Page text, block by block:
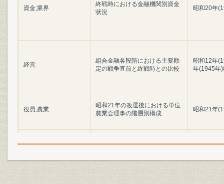
資金;業界
終戦時における金融機関別資金
状況
昭和20年
経営
組合金融各段階における主要勘
定の戦争直前と終戦時との比較
昭和12年
年(1945年
役員;農業
昭和21年の改選後における単位
農業会理事の階層別構成
昭和21年
債券
統団体所有の閉鎖機関債券およ
び外国証券の金額
昭和21年